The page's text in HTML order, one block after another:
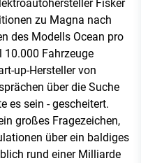
Fisker
zu Magna nach
des Modells Ocean pro
Fahrzeuge
up-Hersteller von
über die Suche
es sein - gescheitert.
großes Fragezeichen,
über ein baldiges
rund einer Milliarde